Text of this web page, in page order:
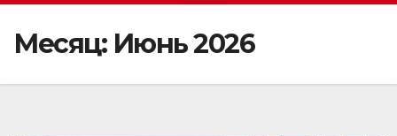
Месяц: Июнь 2026